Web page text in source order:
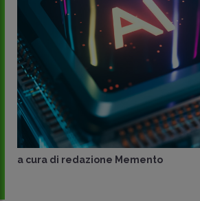
a cura di redazione Memento